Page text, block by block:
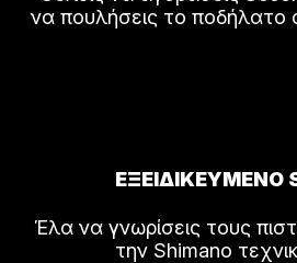
να πουλήσεις το ποδήλατο
ΕΞΕΙΔΙΚΕΥΜΕΝΟ
Έλα να γνωρίσεις τους
την Shimano